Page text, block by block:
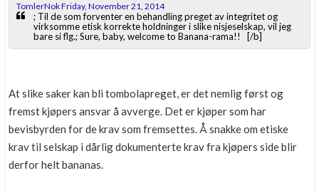
TomlerNok Friday, November 21, 2014
; Til de som forventer en behandling preget av integritet og
virksomme etisk korrekte holdninger i slike nisjeselskap, vil jeg
bare si flg.; Sure, baby, welcome to Banana-rama!! [/b]
At slike saker kan bli tombolapreget, er det nemlig først og
fremst kjøpers ansvar å avverge. Det er kjøper som har
bevisbyrden for de krav som fremsettes. Å snakke om etiske
krav til selskap i dårlig dokumenterte krav fra kjøpers side blir
derfor helt bananas.